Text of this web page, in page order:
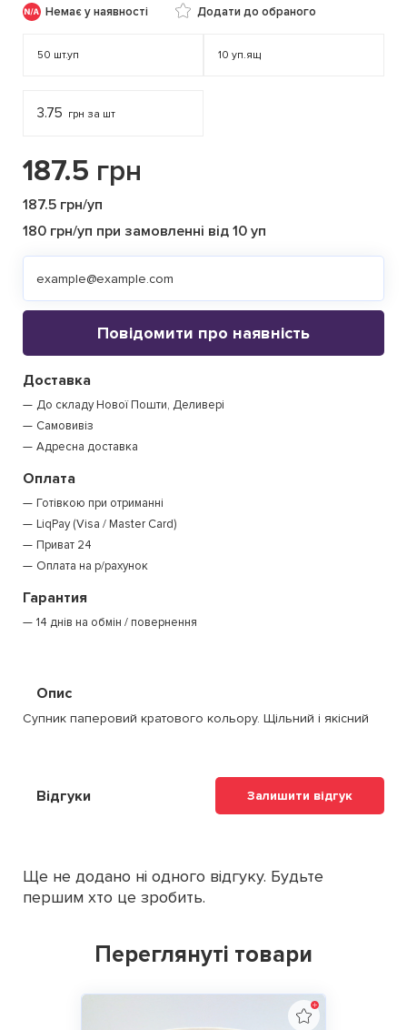
Немає у наявності Додати до обраного
50 шт.уп 10 уп.ящ
3.75 грн за шт
187.5 грн
187.5 грн/уп
180 грн/уп при замовленні від 10 уп
Повідомити про наявність
Доставка
До складу Нової Пошти, Деливері
Самовивіз
Адресна доставка
Оплата
Готівкою при отриманні
LiqPay (Visa / Master Card)
Приват 24
Оплата на р/рахунок
Гарантия
14 днів на обмін / повернення
Опис
Супник паперовий кратового кольору. Щільний і якісний
Відгуки Залишити відгук
Ще не додано ні одного відгуку. Будьте
першим хто це зробить.
Переглянуті товари